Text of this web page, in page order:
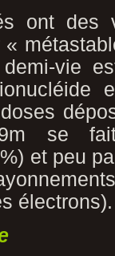
ont des
demi-vie
se
et peu
électrons).